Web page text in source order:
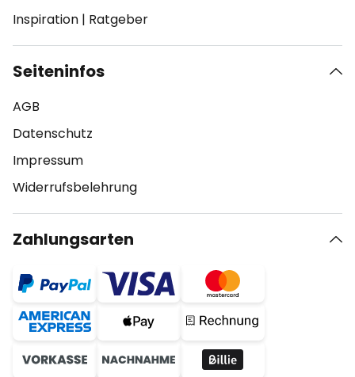
Inspiration | Ratgeber
Seiteninfos
AGB
Datenschutz
Impressum
Widerrufsbelehrung
Zahlungsarten